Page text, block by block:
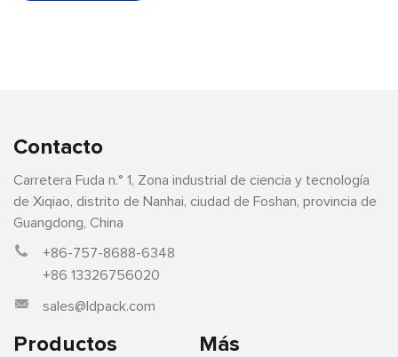
Contacto
Carretera Fuda n.° 1, Zona industrial de ciencia y tecnología
de Xiqiao, distrito de Nanhai, ciudad de Foshan, provincia de
Guangdong, China
+86-757-8688-6348
+86 13326756020
sales@ldpack.com
Productos Más